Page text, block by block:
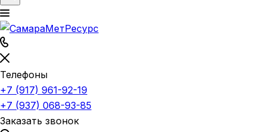
Телефоны
+7 (917) 961-92-19
+7 (937) 068-93-85
Заказать звонок